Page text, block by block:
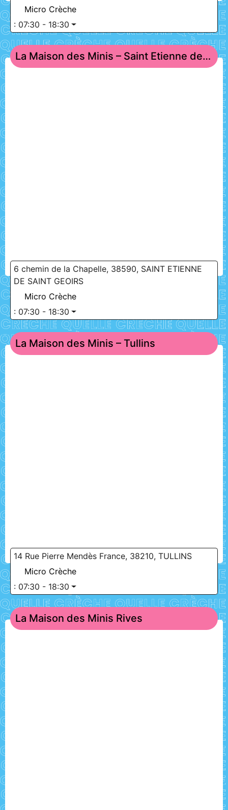
Micro Crèche
: 07:30 - 18:30
La Maison des Minis – Saint Etienne de Saint Geoirs
6 chemin de la Chapelle, 38590, SAINT ETIENNE
DE SAINT GEOIRS
Micro Crèche
: 07:30 - 18:30
La Maison des Minis – Tullins
14 Rue Pierre Mendès France, 38210, TULLINS
Micro Crèche
: 07:30 - 18:30
La Maison des Minis Rives